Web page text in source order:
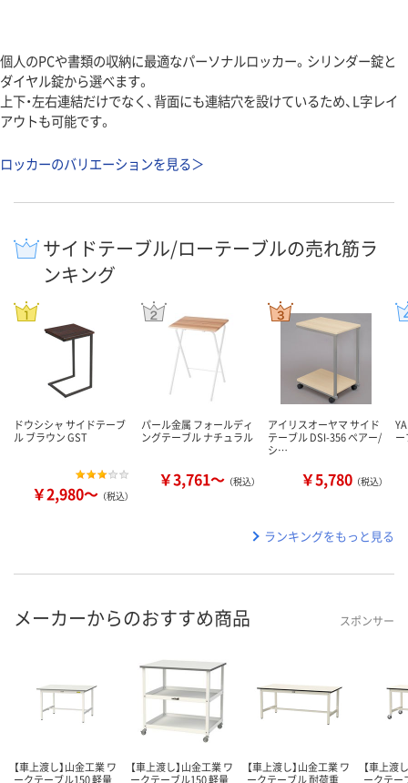
個人のPCや書類の収納に最適なパーソナルロッカー。シリンダー錠と
ダイヤル錠から選べます。
上下・左右連結だけでなく、背面にも連結穴を設けているため、L字レイ
アウトも可能です。
ロッカーのバリエーションを見る＞
サイドテーブル/ローテーブルの売れ筋ラ
ンキング
ドウシシャ サイドテーブ
ル ブラウン GST
￥2,980～ （税込）
パール金属 フォールディ
ングテーブル ナチュラル
￥3,761～ （税込）
アイリスオーヤマ サイド
テーブル DSI-356 ペアー/
シ…
￥5,780 （税込）
ランキングをもっと見る
メーカーからのおすすめ商品 スポンサー
【車上渡し】山金工業 ワ
ークテーブル150 軽量
【車上渡し】山金工業 ワ
ークテーブル150 軽量
【車上渡し】山金工業 ワ
ークテーブル 耐荷重
【車上渡
ークテー